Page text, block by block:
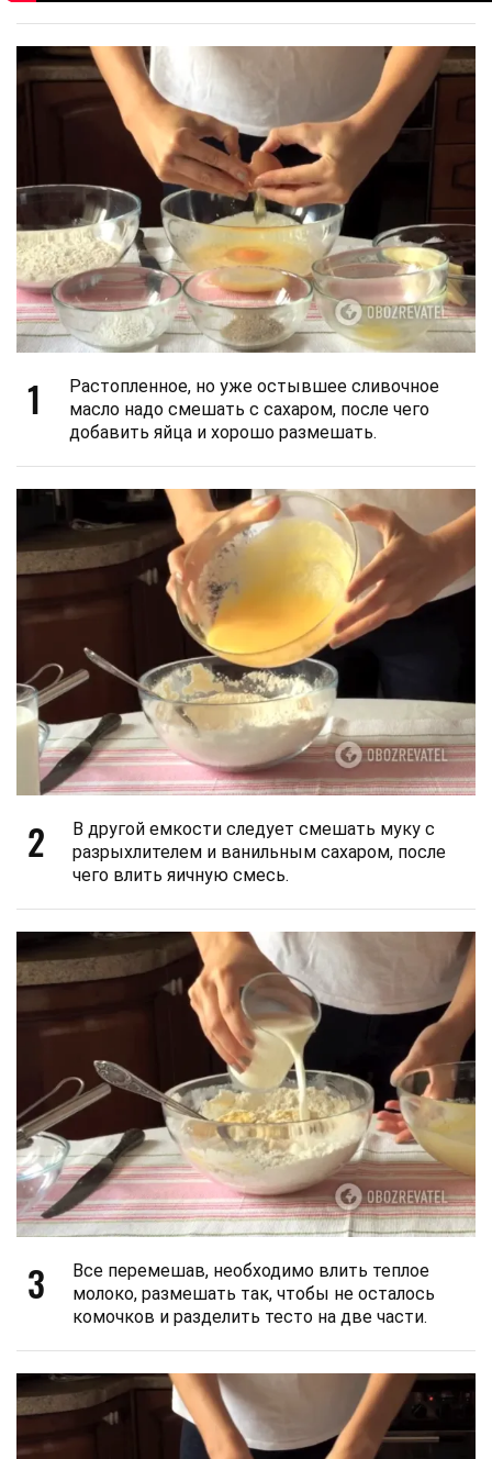
1
Растопленное, но уже остывшее сливочное
масло надо смешать с сахаром, после чего
добавить яйца и хорошо размешать.
2
В другой емкости следует смешать муку с
разрыхлителем и ванильным сахаром, после
чего влить яичную смесь.
3
Все перемешав, необходимо влить теплое
молоко, размешать так, чтобы не осталось
комочков и разделить тесто на две части.